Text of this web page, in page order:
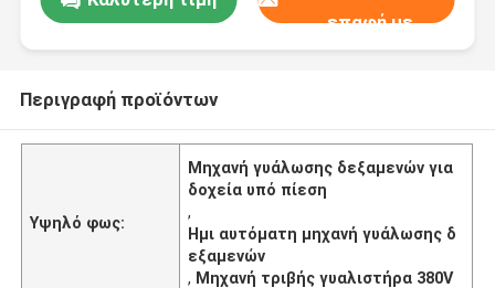
επαφή με
Περιγραφή προϊόντων
Υψηλό φως:
Μηχανή γυάλωσης δεξαμενών για
δοχεία υπό πίεση
,
Ημι αυτόματη μηχανή γυάλωσης δ
εξαμενών
, Μηχανή τριβής γυαλιστήρα 380V